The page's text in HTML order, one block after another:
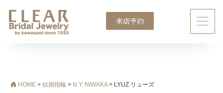
メインナビゲーション
来店予約
HOME> 結婚指輪 > N.Y. NIWAKA> LYUZ リューズ